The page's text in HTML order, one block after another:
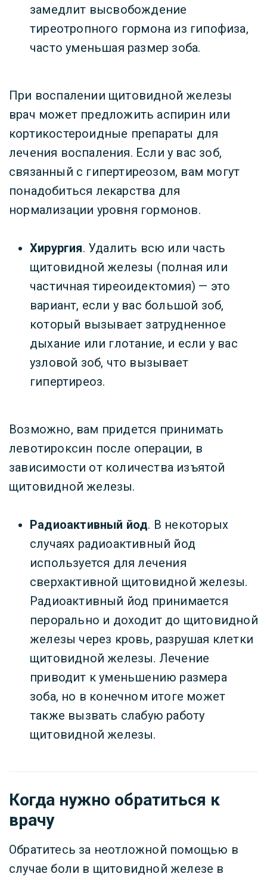
замедлит высвобождение
тиреотропного гормона из гипофиза,
часто уменьшая размер зоба.
При воспалении щитовидной железы
врач может предложить аспирин или
кортикостероидные препараты для
лечения воспаления. Если у вас зоб,
связанный с гипертиреозом, вам могут
понадобиться лекарства для
нормализации уровня гормонов.
Хирургия. Удалить всю или часть
щитовидной железы (полная или
частичная тиреоидектомия) — это
вариант, если у вас большой зоб,
который вызывает затрудненное
дыхание или глотание, и если у вас
узловой зоб, что вызывает
гипертиреоз.
Возможно, вам придется принимать
левотироксин после операции, в
зависимости от количества изъятой
щитовидной железы.
Радиоактивный йод. В некоторых
случаях радиоактивный йод
используется для лечения
сверхактивной щитовидной железы.
Радиоактивный йод принимается
перорально и доходит до щитовидной
железы через кровь, разрушая клетки
щитовидной железы. Лечение
приводит к уменьшению размера
зоба, но в конечном итоге может
также вызвать слабую работу
щитовидной железы.
Когда нужно обратиться к
врачу
Обратитесь за неотложной помощью в
случае боли в щитовидной железе в